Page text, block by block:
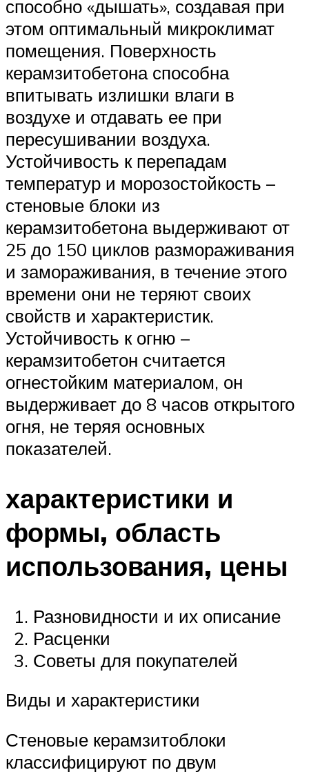
способно «дышать», создавая при
этом оптимальный микроклимат
помещения. Поверхность
керамзитобетона способна
впитывать излишки влаги в
воздухе и отдавать ее при
пересушивании воздуха.
Устойчивость к перепадам
температур и морозостойкость –
стеновые блоки из
керамзитобетона выдерживают от
25 до 150 циклов размораживания
и замораживания, в течение этого
времени они не теряют своих
свойств и характеристик.
Устойчивость к огню –
керамзитобетон считается
огнестойким материалом, он
выдерживает до 8 часов открытого
огня, не теряя основных
показателей.
характеристики и
формы, область
использования, цены
Разновидности и их описание
Расценки
Советы для покупателей
Виды и характеристики
Стеновые керамзитоблоки
классифицируют по двум